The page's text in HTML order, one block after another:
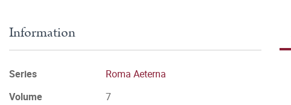
Information
Series
Roma Aeterna
Volume
7